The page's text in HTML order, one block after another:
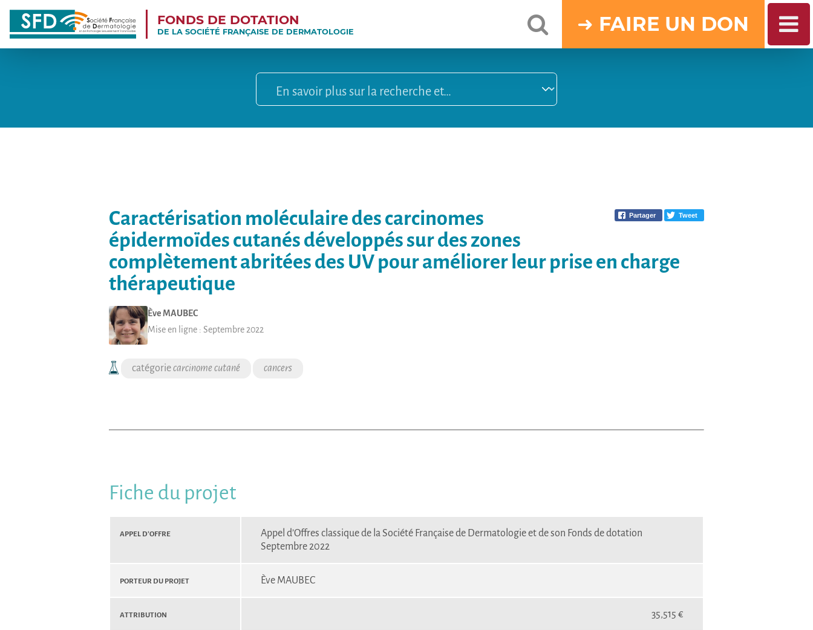
FONDS DE DOTATION
DE LA SOCIÉTÉ FRANÇAISE DE DERMATOLOGIE DON
Partager Tweet
Caractérisation moléculaire des carcinomes
épidermoïdes cutanés développés sur des zones
complètement abritées des UV pour améliorer leur prise en charge
thérapeutique
ÈveMAUBEC
Mise en ligne : Septembre 2022
carcinome cutané cancers
Fiche du projet
Appel d’Offre
Appel d’Offres classique de la Société Française de Dermatologie et de son Fonds de dotation
Septembre 2022
Porteur du projet Ève MAUBEC
Attribution 35,515 €